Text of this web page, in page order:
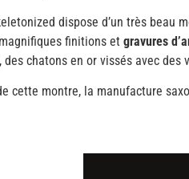
dispose d’un très beau
finitions et gravures
chatons en or vissés avec des
cette montre, la manufacture